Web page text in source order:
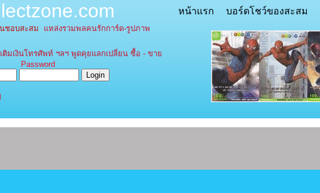
หน้าแรก บอร์ดโชว์ของสะสม
ชอบสะสม แหล่งรวมพลคนรักการ์ด-รูปภาพ
ติมเงินโทรศัพท์ ฯลฯ พูดคุยแลกเปลี่ยน ซื้อ - ขาย
Password